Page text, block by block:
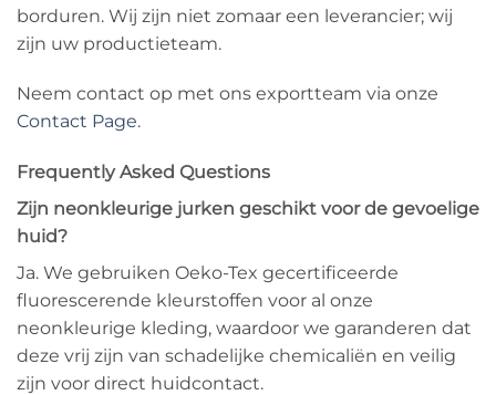
borduren. Wij zijn niet zomaar een leverancier; wij
zijn uw productieteam.
Neem contact op met ons exportteam via onze
Contact Page.
Frequently Asked Questions
Zijn neonkleurige jurken geschikt voor de gevoelige
huid?
Ja. We gebruiken Oeko-Tex gecertificeerde
fluorescerende kleurstoffen voor al onze
neonkleurige kleding, waardoor we garanderen dat
deze vrij zijn van schadelijke chemicaliën en veilig
zijn voor direct huidcontact.